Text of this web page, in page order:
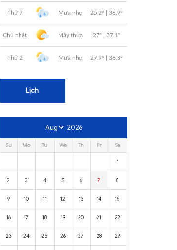
Lịch
2026
Su Mo Tu We Th Fr Sa
1
2 3 4 5 6 7 8
9 10 11 12 13 14 15
16 17 18 19 20 21 22
23 24 25 26 27 28 29